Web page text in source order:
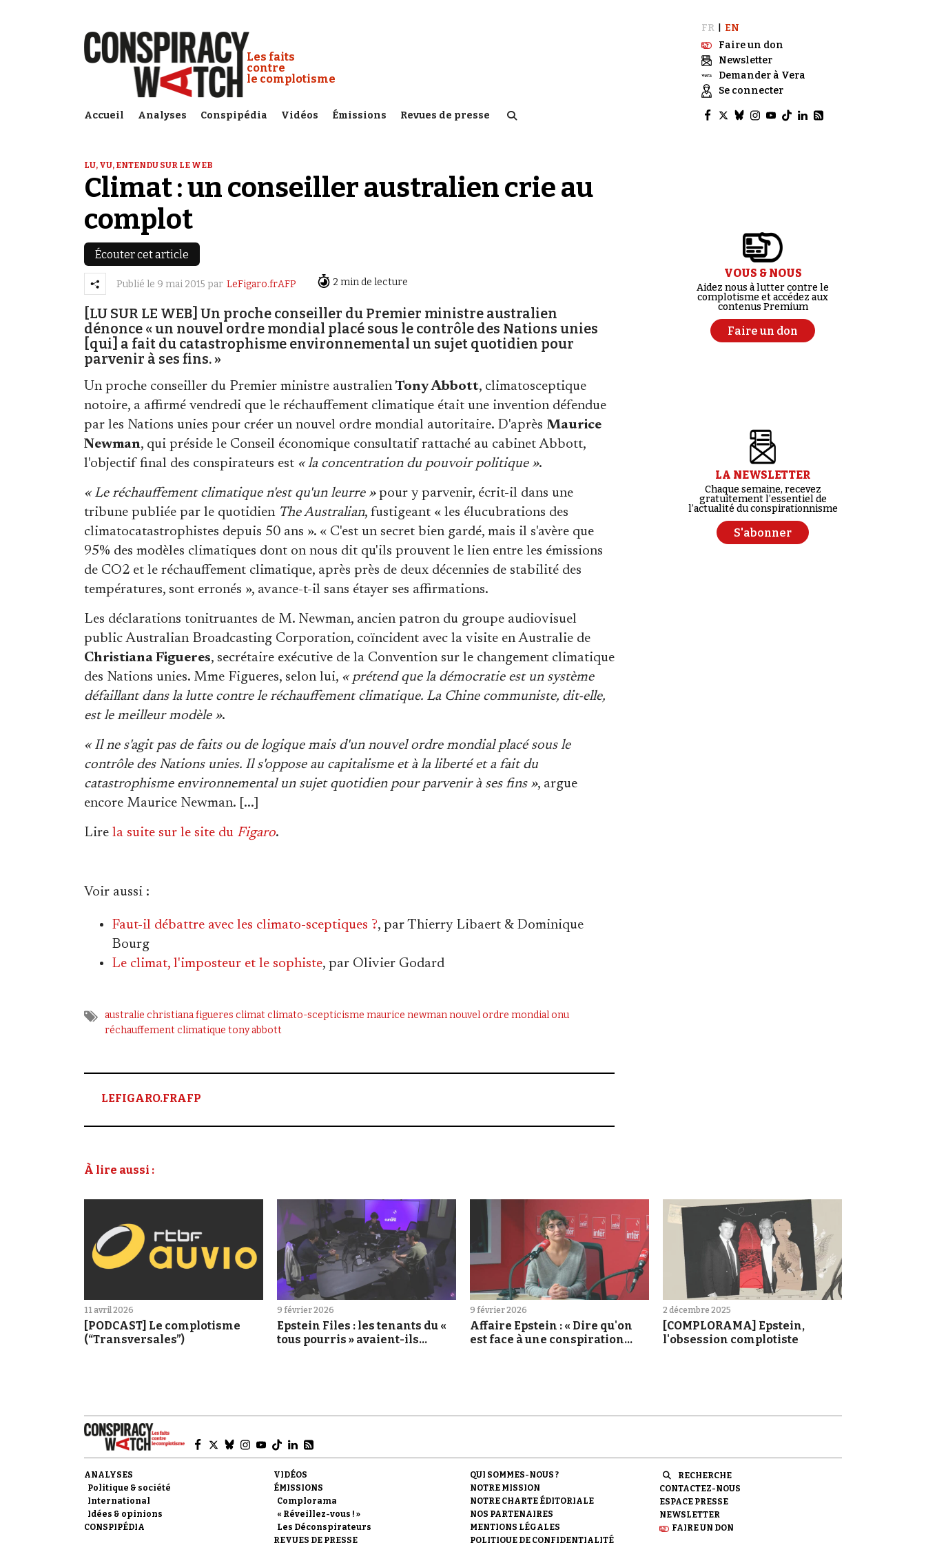
Conspiracy Watch :
Les faits
contre
le complotisme
Accueil Analyses Conspipédia Vidéos Émissions Revues de presse
FR
EN
Faire un don
Newsletter
Demander à Vera
Se connecter
LU, VU, ENTENDU SUR LE WEB
Climat : un conseiller australien crie au
complot
Écouter cet article
Publié le 9 mai 2015 par LeFigaro.frAFP 2 min de lecture
[LU SUR LE WEB] Un proche conseiller du Premier ministre australien
dénonce « un nouvel ordre mondial placé sous le contrôle des Nations unies
[qui] a fait du catastrophisme environnemental un sujet quotidien pour
parvenir à ses fins. »
Un proche conseiller du Premier ministre australien Tony Abbott, climatosceptique
notoire, a affirmé vendredi que le réchauffement climatique était une invention défendue
par les Nations unies pour créer un nouvel ordre mondial autoritaire. D'après Maurice
Newman, qui préside le Conseil économique consultatif rattaché au cabinet Abbott,
l'objectif final des conspirateurs est « la concentration du pouvoir politique ».
« Le réchauffement climatique n'est qu'un leurre »pour y parvenir, écrit-il dans une
tribune publiée par le quotidien The Australian, fustigeant « les élucubrations des
climatocatastrophistes depuis 50 ans ». « C'est un secret bien gardé, mais il s'avère que
95% des modèles climatiques dont on nous dit qu'ils prouvent le lien entre les émissions
de CO2 et le réchauffement climatique, après près de deux décennies de stabilité des
températures, sont erronés », avance-t-il sans étayer ses affirmations.
Les déclarations tonitruantes de M. Newman, ancien patron du groupe audiovisuel
public Australian Broadcasting Corporation, coïncident avec la visite en Australie de
Christiana Figueres, secrétaire exécutive de la Convention sur le changement climatique
des Nations unies. Mme Figueres, selon lui, « prétend que la démocratie est un système
défaillant dans la lutte contre le réchauffement climatique. La Chine communiste, dit-elle,
est le meilleur modèle ».
« Il ne s'agit pas de faits ou de logique mais d'un nouvel ordre mondial placé sous le
contrôle des Nations unies. Il s'oppose au capitalisme et à la liberté et a fait du
catastrophisme environnemental un sujet quotidien pour parvenir à ses fins », argue
encore Maurice Newman. [...]
Lire la suite sur le site du Figaro.
Voir aussi :
Faut-il débattre avec les climato-sceptiques ?, par Thierry Libaert & Dominique
Bourg
Le climat, l'imposteur et le sophiste, par Olivier Godard
australie christiana figueres climatclimato-scepticisme maurice newmannouvel ordre mondialonu
réchauffement climatique tony abbott
LEFIGARO.FRAFP
VOUS & NOUS
Aidez nous à lutter contre le
complotisme et accédez aux
contenus Premium
Faire un don
LA NEWSLETTER
Chaque semaine, recevez
gratuitement l’essentiel de
l’actualité du conspirationnisme
S'abonner
À lire aussi :
11 avril 2026
[PODCAST] Le complotisme
(“Transversales”)
9 février 2026
Epstein Files : les tenants du «
tous pourris » avaient-ils
9 février 2026
Affaire Epstein : « Dire qu'on
est face à une conspiration
2 décembre 2025
[COMPLORAMA] Epstein,
l'obsession complotiste
ANALYSES
Politique & société
International
Idées & opinions
CONSPIPÉDIA
VIDÉOS
ÉMISSIONS
Complorama
« Réveillez-vous ! »
Les Déconspirateurs
REVUES DE PRESSE
QUI SOMMES-NOUS ?
NOTRE MISSION
NOTRE CHARTE ÉDITORIALE
NOS PARTENAIRES
MENTIONS LÉGALES
POLITIQUE DE CONFIDENTIALITÉ
RECHERCHE
CONTACTEZ-NOUS
ESPACE PRESSE
NEWSLETTER
FAIRE UN DON